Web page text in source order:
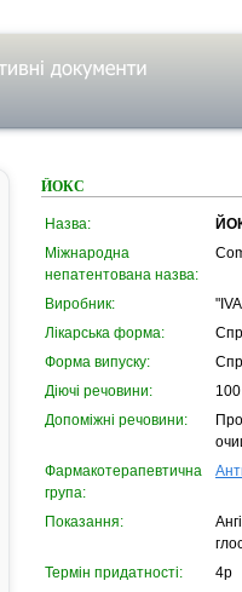
ЙОКС
Назва:
Міжнародна
непатентована назва:
Виробник:
Лікарська форма:
Форма випуску:
Діючі речовини:
Допоміжні речовини:
Фармакотерапевтична
група:
Показання:
Термін придатності:
4р